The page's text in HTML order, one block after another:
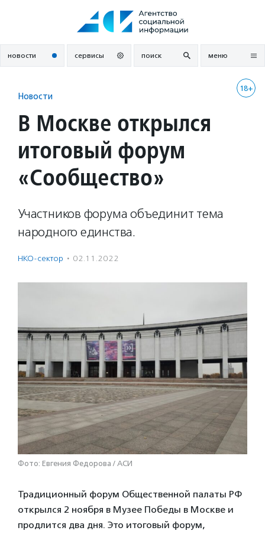
новости сервисы поиск меню
18+
Новости
В Москве открылся
итоговый форум
«Сообщество»
Участников форума объединит тема
народного единства.
НКО-сектор · 02.11.2022
Фото: Евгения Федорова / АСИ
Традиционный форум Общественной палаты РФ
открылся 2 ноября в Музее Победы в Москве и
продлится два дня. Это итоговый форум,